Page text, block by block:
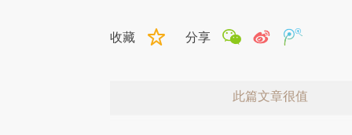
收藏 分享
此篇文章很值